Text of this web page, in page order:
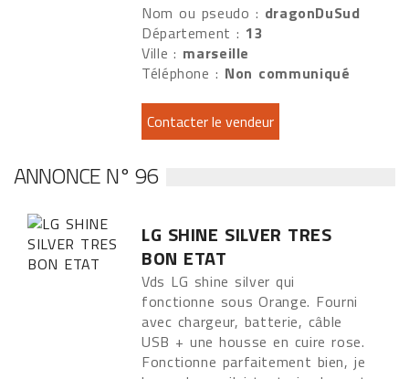
Nom ou pseudo : dragonDuSud
Département : 13
Ville : marseille
Téléphone : Non communiqué
ANNONCE N° 96
LG SHINE SILVER TRES
BON ETAT
Vds LG shine silver qui
fonctionne sous Orange. Fourni
avec chargeur, batterie, câble
USB + une housse en cuire rose.
Fonctionne parfaitement bien, je